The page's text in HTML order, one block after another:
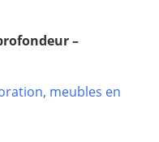
–
meubles en